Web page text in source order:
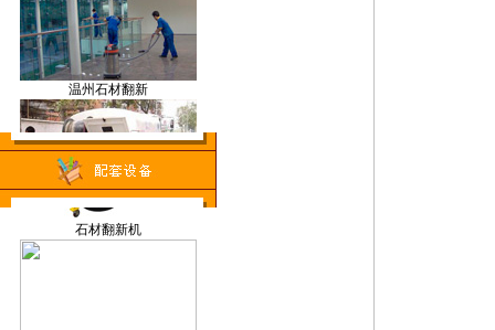
温州石材翻新
温州管道疏通
洗地车
石材翻新机